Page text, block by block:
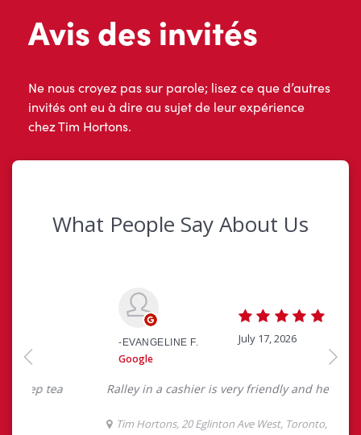
Avis des invités
Ne nous croyez pas sur parole; lisez ce que d’autres
invités ont eu à dire au sujet de leur expérience
chez Tim Hortons.